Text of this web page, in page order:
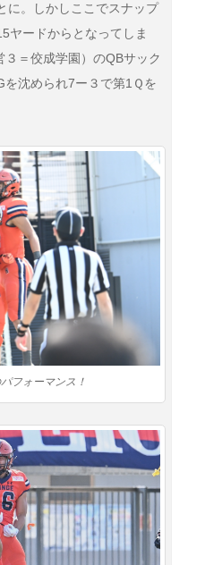
に。しかしここでスナップ
ヤードからとなってしま
＝佼成学園）のQBサック
沈められ7ー３で第1Ｑを
フォーマンス！